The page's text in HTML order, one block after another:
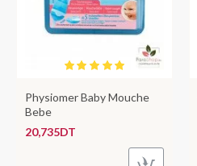
Physiomer Baby Mouche
Bebe
20,735DT